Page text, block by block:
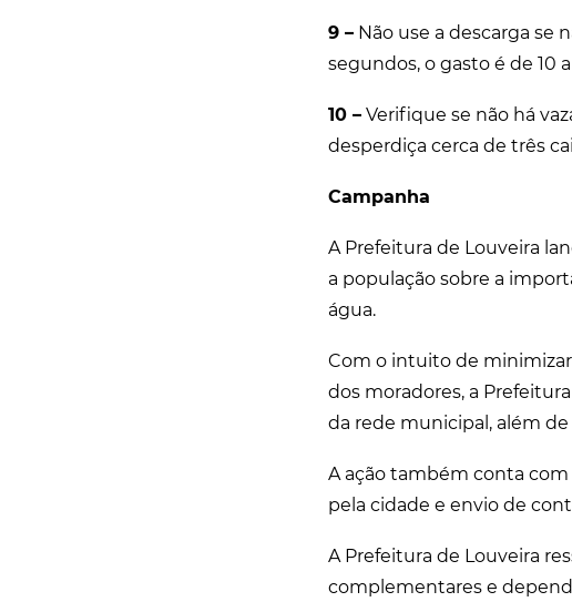
9 – Não use a descarga se
segundos, o gasto é de 10
10 – Verifique se não há
desperdiça cerca de três
Campanha
A Prefeitura de Louveira
a população sobre a
água.
Com o intuito de
dos moradores, a
da rede municipal, além
A ação também conta
pela cidade e envio de
A Prefeitura de Louveira
complementares e